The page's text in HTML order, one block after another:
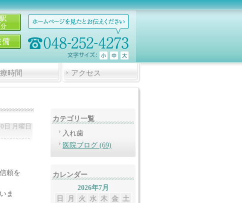
時間 アクセス
日 月曜日
頼を
ま
カテゴリ一覧
入れ歯
医院ブログ (69)
カレンダー
2026年7月
日
月 火 水 木 金 土